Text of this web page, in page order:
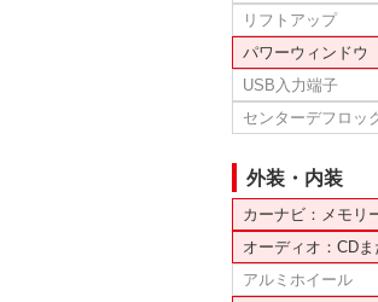
リフトアップ
パワーウィンドウ
USB入力端子
センターデフロッ
外装・内装
カーナビ：メモリ
オーディオ：CD
アルミホイール